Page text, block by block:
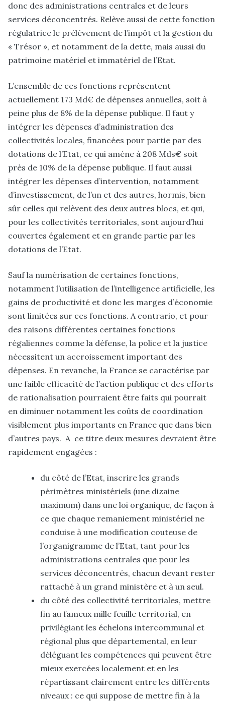
donc des administrations centrales et de leurs
services déconcentrés. Relève aussi de cette fonction
régulatrice le prélèvement de l’impôt et la gestion du
« Trésor », et notamment de la dette, mais aussi du
patrimoine matériel et immatériel de l’Etat.
L’ensemble de ces fonctions représentent
actuellement 173 Md€ de dépenses annuelles, soit à
peine plus de 8% de la dépense publique. Il faut y
intégrer les dépenses d’administration des
collectivités locales, financées pour partie par des
dotations de l’Etat, ce qui amène à 208 Mds€ soit
près de 10% de la dépense publique. Il faut aussi
intégrer les dépenses d’intervention, notamment
d’investissement, de l’un et des autres, hormis, bien
sûr celles qui relèvent des deux autres blocs, et qui,
pour les collectivités territoriales, sont aujourd’hui
couvertes également et en grande partie par les
dotations de l’Etat.
Sauf la numérisation de certaines fonctions,
notamment l’utilisation de l’intelligence artificielle, les
gains de productivité et donc les marges d’économie
sont limitées sur ces fonctions. A contrario, et pour
des raisons différentes certaines fonctions
régaliennes comme la défense, la police et la justice
nécessitent un accroissement important des
dépenses. En revanche, la France se caractérise par
une faible efficacité de l’action publique et des efforts
de rationalisation pourraient être faits qui pourrait
en diminuer notamment les coûts de coordination
visiblement plus importants en France que dans bien
d’autres pays. A ce titre deux mesures devraient être
rapidement engagées :
du côté de l’Etat, inscrire les grands
périmètres ministériels (une dizaine
maximum) dans une loi organique, de façon à
ce que chaque remaniement ministériel ne
conduise à une modification couteuse de
l’organigramme de l’Etat, tant pour les
administrations centrales que pour les
services déconcentrés, chacun devant rester
rattaché à un grand ministère et à un seul.
du côté des collectivité territoriales, mettre
fin au fameux mille feuille territorial, en
privilégiant les échelons intercommunal et
régional plus que départemental, en leur
déléguant les compétences qui peuvent être
mieux exercées localement et en les
répartissant clairement entre les différents
niveaux : ce qui suppose de mettre fin à la